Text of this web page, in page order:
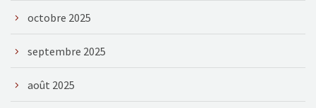
octobre 2025
septembre 2025
août 2025